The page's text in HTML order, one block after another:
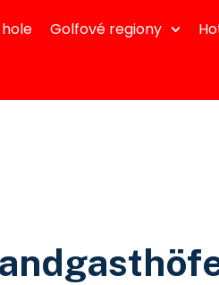
Golfové regiony